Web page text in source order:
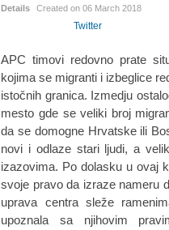
Details Created on06 March 2018
Twitter
APC timovi redovno prate
kojima se migranti i izbeglice
istočnih granica. Izmedju
mesto gde se veliki broj
da se domogne Hrvatske ili
novi i odlaze stari ljudi, a
izazovima. Po dolasku u ovaj
svoje pravo da izraze nameru
uprava centra sleže
upoznala sa njihovim